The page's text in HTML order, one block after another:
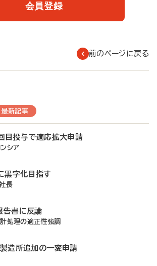
会員登録
前のページに戻る
最新記事
目投与で適応拡大申請
シア
字化目指す
長
告書に反論
計処理の適正性強調
製造所追加の一変申請